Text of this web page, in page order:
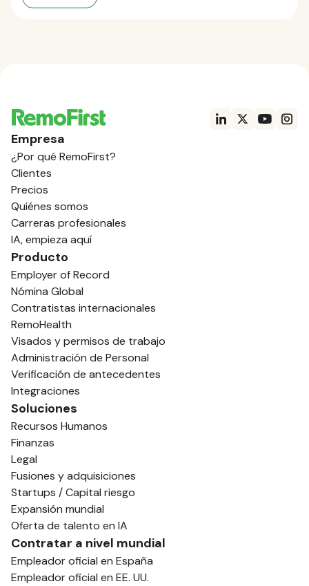
Empresa
¿Por qué RemoFirst?
Clientes
Precios
Quiénes somos
Carreras profesionales
IA, empieza aquí
Producto
Employer of Record
Nómina Global
Contratistas internacionales
RemoHealth
Visados y permisos de trabajo
Administración de Personal
Verificación de antecedentes
Integraciones
Soluciones
Recursos Humanos
Finanzas
Legal
Fusiones y adquisiciones
Startups / Capital riesgo
Expansión mundial
Oferta de talento en IA
Contratar a nivel mundial
Empleador oficial en España
Empleador oficial en EE. UU.